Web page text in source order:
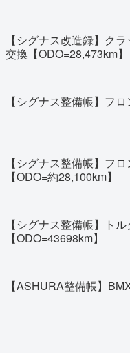
【シグナス改造録】ク
交換【ODO=28,473km】
【シグナス整備帳】フ
【シグナス整備帳】フ
【ODO=約28,100km】
【シグナス整備帳】ト
【ODO=43698km】
【ASHURA整備帳】